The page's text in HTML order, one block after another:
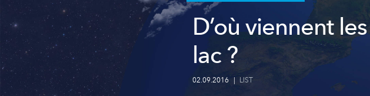
D’où viennent
lac ?
02.09.2016 | LIST